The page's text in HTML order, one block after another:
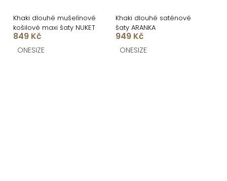
Khaki dlouhé mušelínové
košilové maxi šaty NUKET
849 Kč
ONESIZE
Khaki dlouhé saténové
šaty ARANKA
949 Kč
ONESIZE